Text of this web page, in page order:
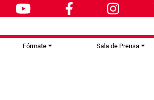
Fórmate Sala de Prensa